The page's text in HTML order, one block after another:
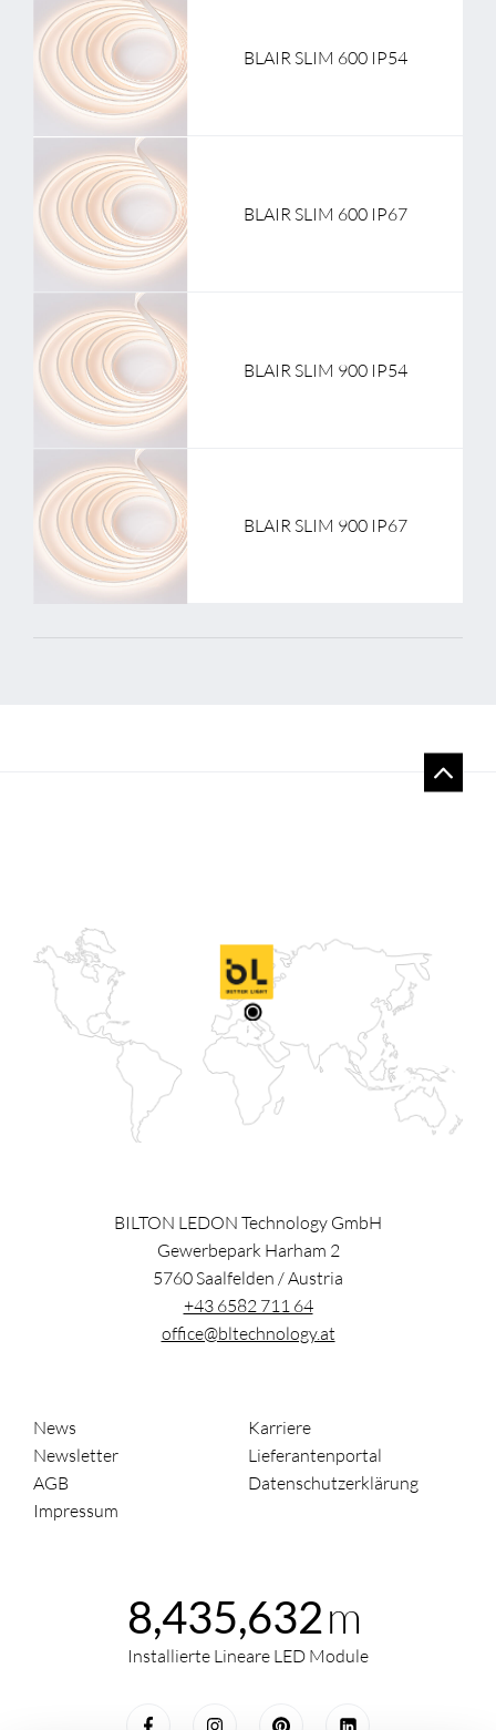
BLAIR SLIM 600 IP54
BLAIR SLIM 600 IP67
BLAIR SLIM 900 IP54
BLAIR SLIM 900 IP67
BILTON LEDON Technology GmbH
Gewerbepark Harham 2
5760Saalfelden /Austria
+43 6582 711 64
office@bltechnology.at
News
Karriere
Newsletter
Lieferantenportal
AGB
Datenschutzerklärung
Impressum
8,435,632m
Installierte Lineare LED Module